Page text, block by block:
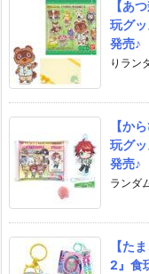
【あ
玩グ
発売♪
りラン
【か
玩グ
発売♪
ランダ
【た
2』食